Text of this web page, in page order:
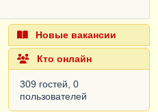
Новые вакансии
Кто онлайн
309 гостей, 0
пользователей